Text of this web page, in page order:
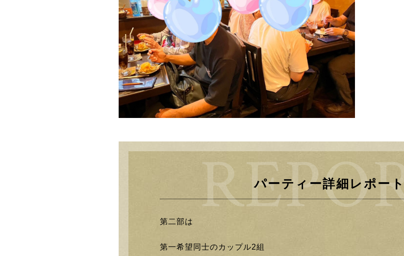
パーティー詳細レポート
第二部は
第一希望同士のカップル2組